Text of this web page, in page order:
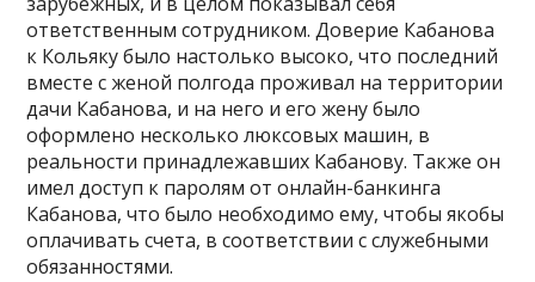
ответственным сотрудником. Доверие Кабанова
к Кольяку было настолько высоко, что последний
вместе с женой полгода проживал на территории
дачи Кабанова, и на него и его жену было
оформлено несколько люксовых машин, в
реальности принадлежавших Кабанову. Также он
имел доступ к паролям от онлайн-банкинга
Кабанова, что было необходимо ему, чтобы якобы
оплачивать счета, в соответствии с служебными
обязанностями.